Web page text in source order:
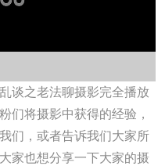
谈之老法聊摄影完全播放
们将摄影中获得的经验，
们，或者告诉我们大家所
家也想分享一下大家的摄